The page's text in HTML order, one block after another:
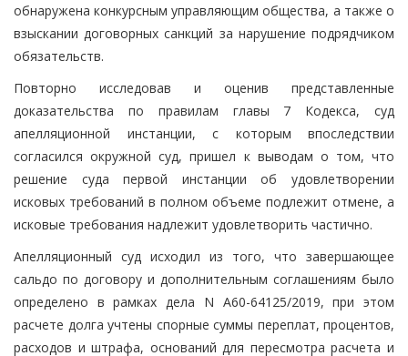
обнаружена конкурсным управляющим общества, а также о
взыскании договорных санкций за нарушение подрядчиком
обязательств.
Повторно исследовав и оценив представленные
доказательства по правилам главы 7 Кодекса, суд
апелляционной инстанции, с которым впоследствии
согласился окружной суд, пришел к выводам о том, что
решение суда первой инстанции об удовлетворении
исковых требований в полном объеме подлежит отмене, а
исковые требования надлежит удовлетворить частично.
Апелляционный суд исходил из того, что завершающее
сальдо по договору и дополнительным соглашениям было
определено в рамках дела N А60-64125/2019, при этом
расчете долга учтены спорные суммы переплат, процентов,
расходов и штрафа, оснований для пересмотра расчета и